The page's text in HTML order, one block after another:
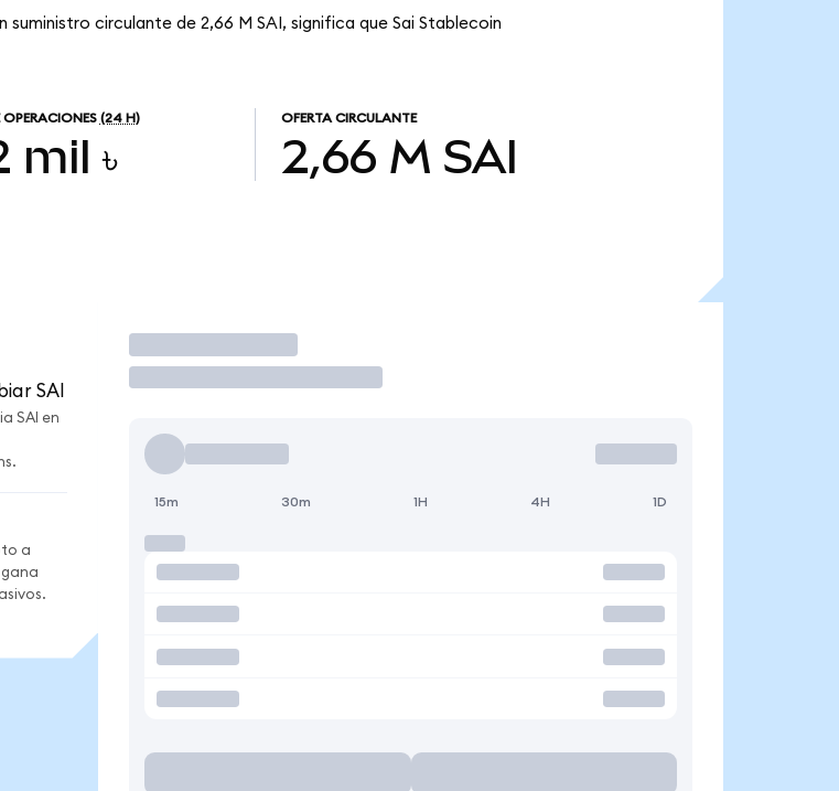
suministro circulante de 2,66 M SAI, significa que Sai Stablecoin
(24 H)
mil ৳
OFERTA CIRCULANTE
2,66 M SAI
SAI
SAI en
a
Operar
15m 30m 1H 4H 1D